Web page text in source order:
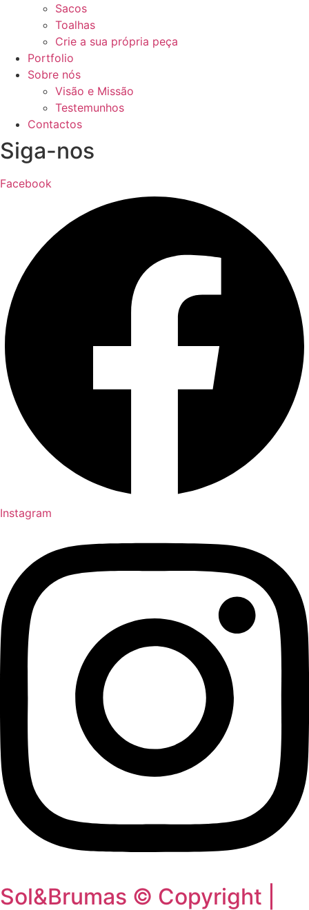
Sacos
Toalhas
Crie a sua própria peça
Portfolio
Sobre nós
Visão e Missão
Testemunhos
Contactos
Siga-nos
Facebook
Instagram
Sol&Brumas © Copyright |